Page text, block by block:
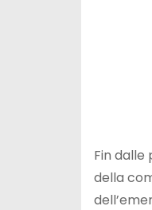
Fin
della